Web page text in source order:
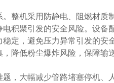
整机采用防静电、阻燃材质
积聚引发的安全风险。设备
定，避免压力异常引发的安
降低粉尘爆炸风险，保障输
，大幅减少管路堵塞停机、